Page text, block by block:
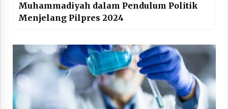
Muhammadiyah dalam Pendulum Politik
Menjelang Pilpres 2024